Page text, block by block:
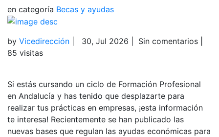
en categoría Becas y ayudas
by Vicedirección 30, Jul 2026 Sin comentarios
85 visitas
Si estás cursando un ciclo de Formación Profesional
en Andalucía y has tenido que desplazarte para
realizar tus prácticas en empresas, ¡esta información
te interesa! Recientemente se han publicado las
nuevas bases que regulan las ayudas económicas para